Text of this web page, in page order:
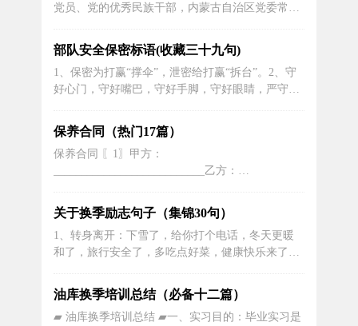
塞等部位形成积碳，加剧这些部位...
党员、党的优秀民族干部，内蒙古自治区党委常
效，于8月14日4时30分在北京不幸逝世，享年51
岁。牛玉儒同志1952年11月出生于内蒙古自治区通
辽市一个革命干部家庭。1970年5月在通辽县农村
插队锻炼。 19...
部队安全保密标语(收藏三十九句)
1、保密为打赢“撑伞”，泄密给打赢“拆台”。2、守
好心门，守好嘴巴，守好手脚，守好眼睛，严守军
密。4、没有民用电话，没有普通的密码电报，没
有普通的邮局。5、保守秘密才能赢得雨伞，泄露
秘密才能赢得拆解。6、严格管理涉及机密的运营
商，杜绝潜在的泄密。7、为了您...
保养合同（热门17篇）
保养合同 〖1〗甲方：
___________________________乙方：
托，双方同意根据本合同的条款对下表所列复印机
（以下简称合同机）进行完全服务（fsma）。品牌
型号系列号安装地点合同生效时计数器数保修期内
基本收费保修期...
关于换季励志句子（集锦30句）
1、转身离开：下雪了，给你打个电话，冬天更暖
和了，旅行安全了，多吃点好菜，健康快乐来了，
候一声，短信会让你离开真情。2、唐患感冒，读
经典，拜佛好；悟空感冒了，吃一个桃子，换一颗
好药丸；沙僧寒，水中搏击，体质强健好；而你，
油库换季培训总结（必备十二篇）
▰ 油库换季培训总结 ▰一、实习目的：毕业实习是